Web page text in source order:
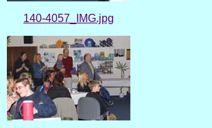
140-4057_IMG.jpg